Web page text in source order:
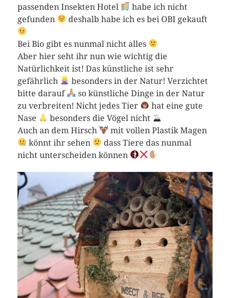
passenden Insekten Hotel
habe ich nicht
gefunden
deshalb habe ich es bei OBI gekauft
Bei Bio gibt es nunmal nicht alles
Aber hier seht ihr nun wie wichtig die
Natürlichkeit ist! Das künstliche ist sehr
gefährlich
besonders in der Natur! Verzichtet
bitte darauf
so künstliche Dinge in der Natur
zu verbreiten! Nicht jedes Tier
hat eine gute
Nase
besonders die Vögel nicht
Auch an dem Hirsch
mit vollen Plastik Magen
könnt ihr sehen
dass Tiere das nunmal
nicht unterscheiden können